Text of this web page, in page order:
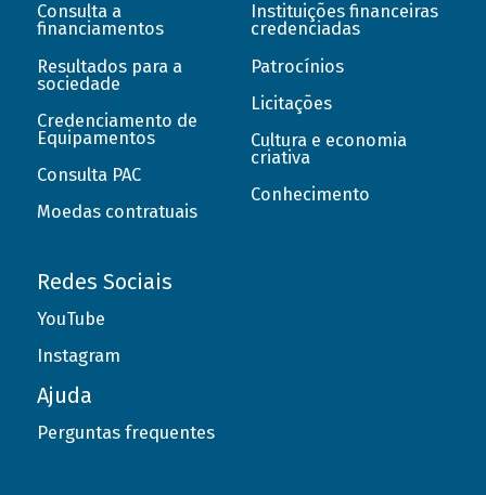
Consulta a
financiamentos
Resultados para a
sociedade
Credenciamento de
Equipamentos
Consulta PAC
Moedas contratuais
Instituições financeiras
credenciadas
Patrocínios
Licitações
Cultura e economia
criativa
Conhecimento
Redes Sociais
YouTube
Instagram
Ajuda
Perguntas frequentes